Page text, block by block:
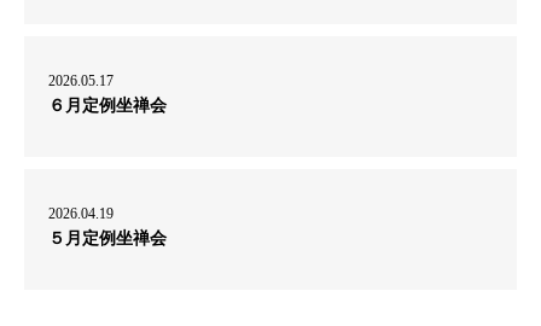
2026.05.17
６月定例坐禅会
2026.04.19
５月定例坐禅会